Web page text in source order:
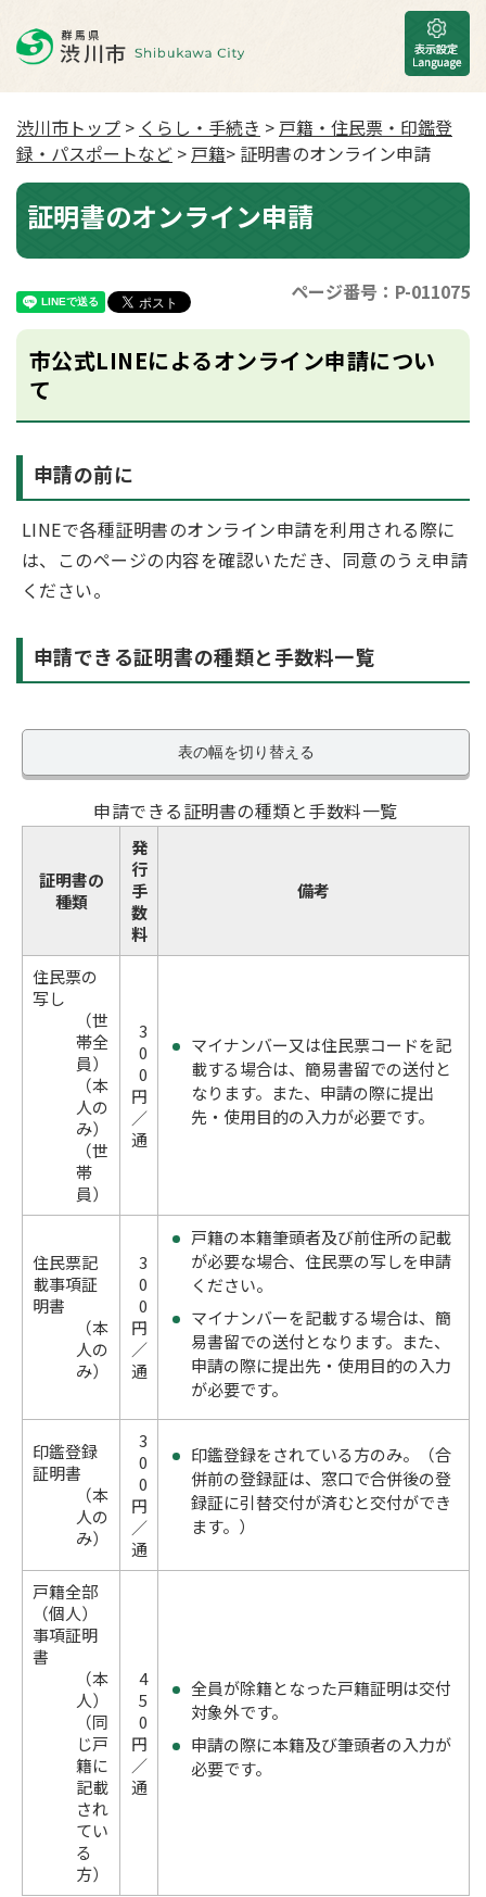
渋川市トップ > くらし・手続き > 戸籍・住民票・印鑑登
録・パスポートなど > 戸籍> 証明書のオンライン申請
証明書のオンライン申請
ページ番号：P-011075
市公式LINEによるオンライン申請につい
て
申請の前に
LINEで各種証明書のオンライン申請を利用される際に
は、このページの内容を確認いただき、同意のうえ申請
ください。
申請できる証明書の種類と手数料一覧
表の幅を切り替える
申請できる証明書の種類と手数料一覧
証明書の
種類
発
行
手
数
料
備考
住民票の
写し
（世
帯全
員）
（本
人の
み）
（世
帯
員）
3
0
0
円
／
通
マイナンバー又は住民票コードを記
載する場合は、簡易書留での送付と
なります。また、申請の際に提出
先・使用目的の入力が必要です。
住民票記
載事項証
明書
（本
人の
み）
3
0
0
円
／
通
戸籍の本籍筆頭者及び前住所の記載
が必要な場合、住民票の写しを申請
ください。
マイナンバーを記載する場合は、簡
易書留での送付となります。また、
申請の際に提出先・使用目的の入力
が必要です。
印鑑登録
証明書
（本
人の
み）
3
0
0
円
／
通
印鑑登録をされている方のみ。（合
併前の登録証は、窓口で合併後の登
録証に引替交付が済むと交付ができ
ます。）
戸籍全部
（個人）
事項証明
書
（本
人）
（同
じ戸
籍に
記載
され
てい
る
方）
4
5
0
円
／
通
全員が除籍となった戸籍証明は交付
対象外です。
申請の際に本籍及び筆頭者の入力が
必要です。